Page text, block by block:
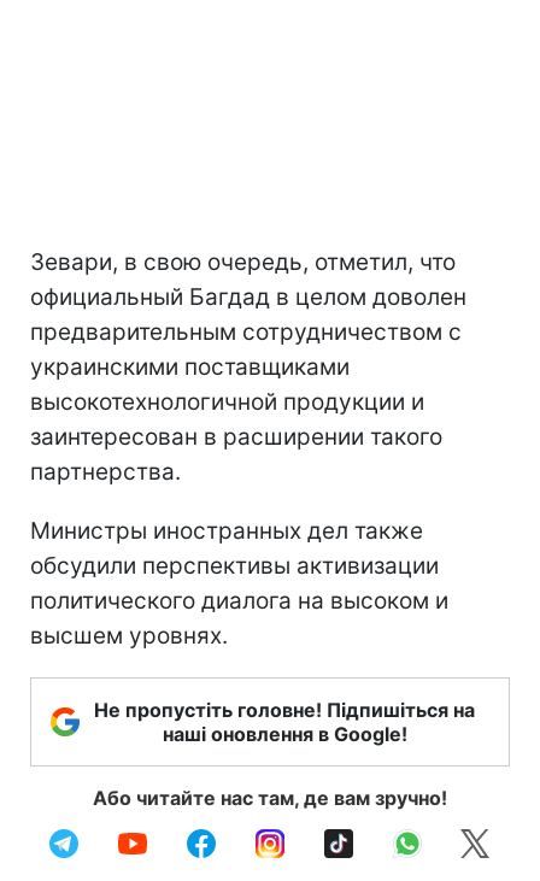
Зевари, в свою очередь, отметил, что
официальный Багдад в целом доволен
предварительным сотрудничеством с
украинскими поставщиками
высокотехнологичной продукции и
заинтересован в расширении такого
партнерства.
Министры иностранных дел также
обсудили перспективы активизации
политического диалога на высоком и
высшем уровнях.
Не пропустіть головне! Підпишіться на
наші оновлення в Google!
Або читайте нас там, де вам зручно!